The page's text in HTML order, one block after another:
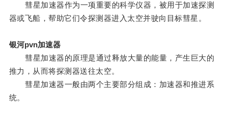
彗星加速器作为一项重要的科学仪器，被用于加速探测
器或飞船，帮助它们令探测器进入太空并驶向目标彗星。
银河pvn加速器
彗星加速器的原理是通过释放大量的能量，产生巨大的
推力，从而将探测器送往太空。
彗星加速器一般由两个主要部分组成：加速器和推进系
统。